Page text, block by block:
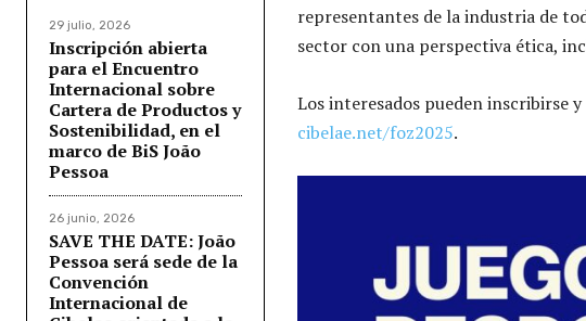
29 julio, 2026
Inscripción abierta
para el Encuentro
Internacional sobre
Cartera de Productos y
Sostenibilidad, en el
marco de BiS João
Pessoa
26 junio, 2026
SAVE THE DATE: João
Pessoa será sede de la
Convención
Internacional de
representantes de la industria de
sector con una perspectiva ética,
Los interesados pueden inscribirse
cibelae.net/foz2025.